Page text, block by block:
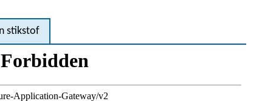
stikstof